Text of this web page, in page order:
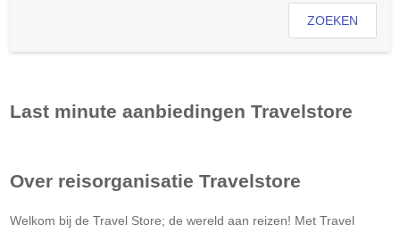
ZOEKEN
Last minute aanbiedingen Travelstore
Over reisorganisatie Travelstore
Welkom bij de Travel Store; de wereld aan reizen! Met Travel